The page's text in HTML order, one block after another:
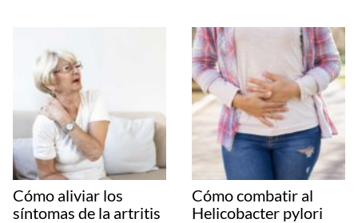
Cómo aliviar los
síntomas de la artritis
Cómo combatir al
Helicobacter pylori